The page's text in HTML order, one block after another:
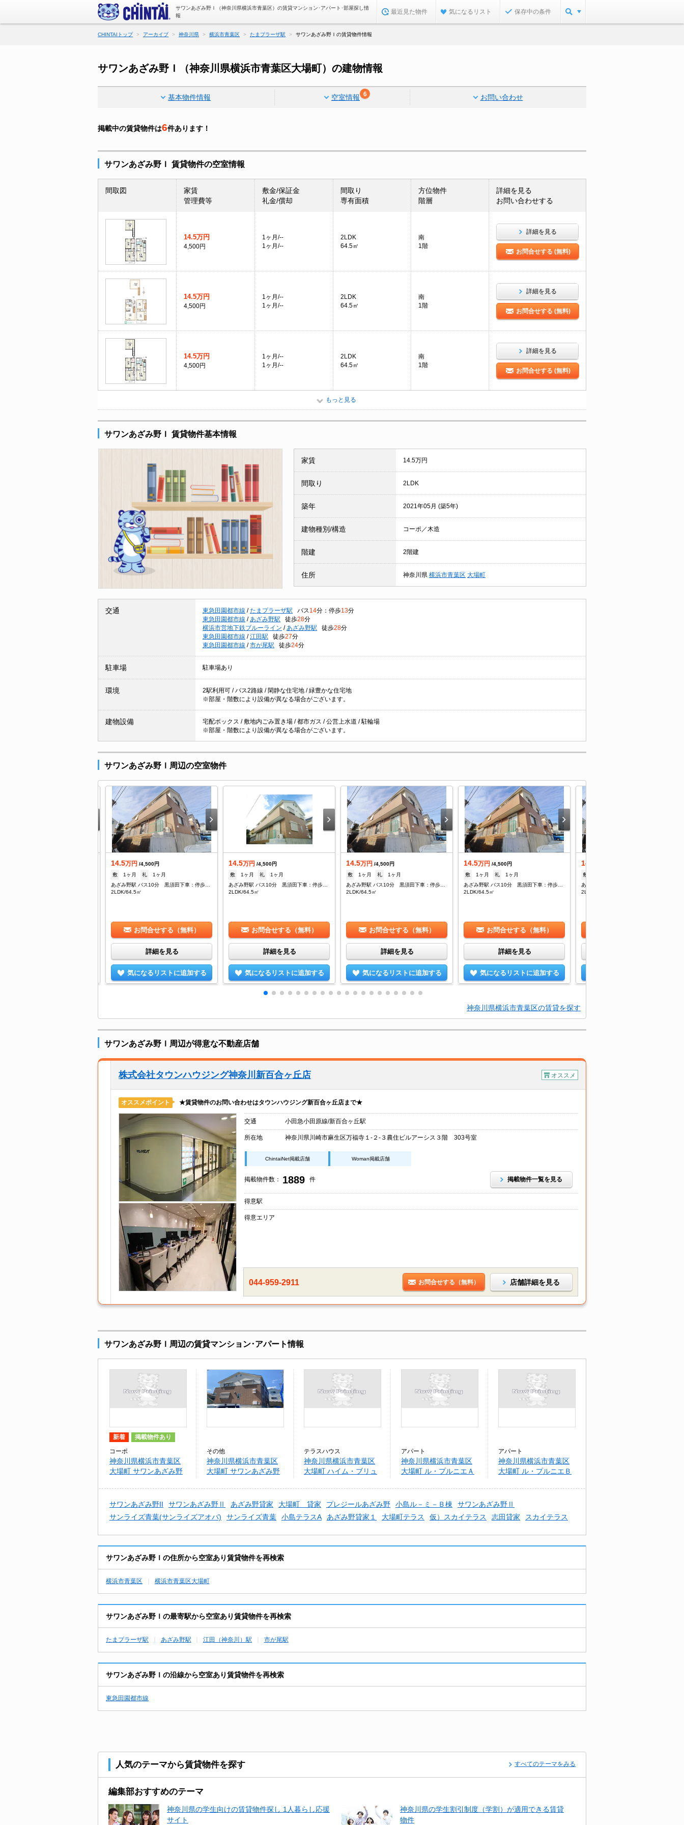
サワンあざみ野Ｉ（神奈川県横浜市青葉区）の賃貸マンション･アパート･部屋探し情
報
最近見た物件 気になるリスト 保存中の条件
CHINTAIトップ アーカイブ 神奈川県 横浜市青葉区 たまプラーザ駅 サワンあざみ野Ｉの賃貸物件情報
サワンあざみ野Ｉ（神奈川県横浜市青葉区大場町）の建物情報
基本物件情報 空室情報 6 お問い合わせ
掲載中の賃貸物件は6件あります！
サワンあざみ野Ｉ 賃貸物件の空室情報
間取図
家賃
管理費等
敷金/保証金
礼金/償却
間取り
専有面積
方位物件
階層
詳細を見る
お問い合わせする
14.5万円
4,500円
1ヶ月/--
1ヶ月/--
2LDK
64.5㎡
南
1階
詳細を見る
お問合せする (無料)
14.5万円
4,500円
1ヶ月/--
1ヶ月/--
2LDK
64.5㎡
南
1階
詳細を見る
お問合せする (無料)
14.5万円
4,500円
1ヶ月/--
1ヶ月/--
2LDK
64.5㎡
南
1階
詳細を見る
お問合せする (無料)
もっと見る
サワンあざみ野Ｉ 賃貸物件基本情報
家賃 14.5万円
間取り 2LDK
築年 2021年05月 (築5年)
建物種別/構造 コーポ／木造
階建 2階建
住所 神奈川県 横浜市青葉区 大場町
交通 東急田園都市線 / たまプラーザ駅 バス 14分：停歩13分
東急田園都市線 / あざみ野駅 徒歩28分
横浜市営地下鉄ブルーライン / あざみ野駅 徒歩28分
東急田園都市線 / 江田駅 徒歩27分
東急田園都市線 / 市が尾駅 徒歩24分
駐車場 駐車場あり
環境
2駅利用可 / バス2路線 / 閑静な住宅地 / 緑豊かな住宅地
※部屋・階数により設備が異なる場合がございます。
建物設備
宅配ボックス / 敷地内ごみ置き場 / 都市ガス / 公営上水道 / 駐輪場
※部屋・階数により設備が異なる場合がございます。
サワンあざみ野Ｉ周辺の空室物件
14.5万円 /4,500円
敷
1ヶ月 礼
1ヶ月
あざみ野駅 バス10分 黒須田下車：停歩5分
2LDK/64.5㎡
お問合せする（無料）
詳細を見る
気になるリストに追加する
14.5万円 /4,500円
敷
1ヶ月 礼
1ヶ月
あざみ野駅 バス10分 黒須田下車：停歩5分
2LDK/64.5㎡
お問合せする（無料）
詳細を見る
気になるリストに追加する
14.5万円 /4,500円
敷
1ヶ月 礼
1ヶ月
あざみ野駅 バス10分 黒須田下車：停歩5分
2LDK/64.5㎡
お問合せする（無料）
詳細を見る
気になるリストに追加する
14.5万円 /4,500円
敷
1ヶ月 礼
1ヶ月
あざみ野駅 バス10分 黒須田下車：停歩5分
2LDK/64.5㎡
お問合せする（無料）
詳細を見る
気になるリストに追加する
14.5
敷
2LDK/64.5㎡
神奈川県横浜市青葉区の賃貸を探す
サワンあざみ野Ｉ周辺が得意な不動産店舗
株式会社タウンハウジング神奈川新百合ヶ丘店 オススメ
オススメポイント ★賃貸物件のお問い合わせはタウンハウジング新百合ヶ丘店まで★
交通 小田急小田原線/新百合ヶ丘駅
所在地 神奈川県川崎市麻生区万福寺１-２-３農住ビルアーシス３階 303号室
ChintaiNet掲載店舗 Woman掲載店舗
掲載物件数： 1889 件 掲載物件一覧を見る
得意駅
得意エリア
044-959-2911 お問合せする（無料） 店舗詳細を見る
サワンあざみ野Ｉ周辺の賃貸マンション･アパート情報
新着 掲載物件あり
コーポ
神奈川県横浜市青葉区
大場町 サワンあざみ野
その他
神奈川県横浜市青葉区
大場町 サワンあざみ野
テラスハウス
神奈川県横浜市青葉区
大場町 ハイム・ブリュ
アパート
神奈川県横浜市青葉区
大場町 ル・プルニエＡ
アパート
神奈川県横浜市青葉区
大場町 ル・プルニエＢ
サワンあざみ野II サワンあざみ野Ⅱ あざみ野貸家 大場町 貸家 プレジールあざみ野 小島ル－ミ－Ｂ棟
サワンあざみ野Ⅱ
サンライズ青葉(サンライズアオバ)
サンライズ青葉 小島テラスA あざみ野貸家１ 大場町テラス 仮）スカイテラス 志田貸家 スカイテラス
サワンあざみ野Ｉの住所から空室あり賃貸物件を再検索
横浜市青葉区 横浜市青葉区大場町
サワンあざみ野Ｉの最寄駅から空室あり賃貸物件を再検索
たまプラーザ駅 あざみ野駅 江田（神奈川）駅 市が尾駅
サワンあざみ野Ｉの沿線から空室あり賃貸物件を再検索
東急田園都市線
人気のテーマから賃貸物件を探す すべてのテーマをみる
編集部おすすめのテーマ
神奈川県の学生向けの賃貸物件探し 1人暮らし応援
サイト
神奈川県の学生割引制度（学割）が適用できる賃貸
物件